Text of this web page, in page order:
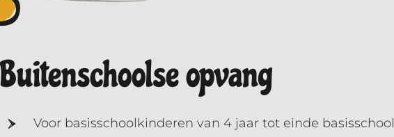
Buitenschoolse opvang
Voor basisschoolkinderen van 4 jaar tot einde basisschool